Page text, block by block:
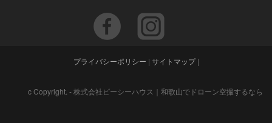
プライバシーポリシー | サイトマップ|
c Copyright. - 株式会社ピーシーハウス｜和歌山でドローン空撮するなら